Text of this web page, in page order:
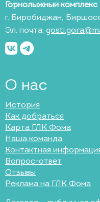
Горнолыжный
г. Биробиджан,
Эл. почта:
О нас
История
Как добраться
Карта ГЛК Фома
Наша команда
Контактная
Вопрос-ответ
Отзывы
Реклама на ГЛК Фома